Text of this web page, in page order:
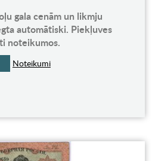
gala cenām un likmju
automātiski. Piekļuves
noteikumos.
Noteikumi